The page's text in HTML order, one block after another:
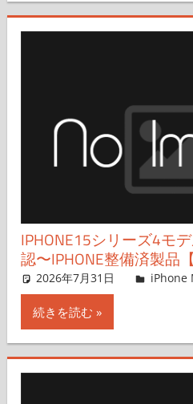
IPHONE15シリーズ4モ
認〜IPHONE整備済製品
2026年7月31日 FT729
iPhone
続きを読む